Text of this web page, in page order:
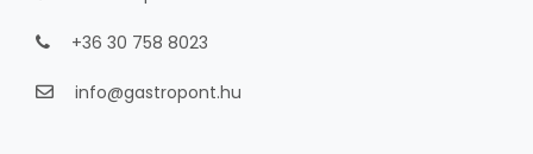
+36 30 758 8023
info@gastropont.hu